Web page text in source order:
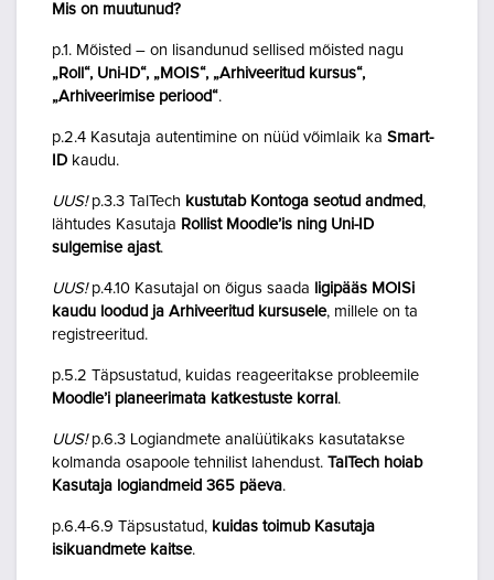
Mis on muutunud?
p.1. Mõisted – on lisandunud sellised mõisted nagu
„Roll“, Uni-ID“, „MOIS“, „Arhiveeritud kursus“,
„Arhiveerimise periood“.
p.2.4 Kasutaja autentimine on nüüd võimlaik ka Smart-
ID kaudu.
UUS!p.3.3 TalTech kustutab Kontoga seotud andmed,
lähtudes Kasutaja Rollist Moodle’is ning Uni-ID
sulgemise ajast.
UUS!p.4.10 Kasutajal on õigus saada ligipääs MOISi
kaudu loodud ja Arhiveeritud kursusele, millele on ta
registreeritud.
p.5.2 Täpsustatud, kuidas reageeritakse probleemile
Moodle’i planeerimata katkestuste korral .
UUS!p.6.3 Logiandmete analüütikaks kasutatakse
kolmanda osapoole tehnilist lahendust. TalTech hoiab
Kasutaja logiandmeid 365 päeva.
p.6.4-6.9 Täpsustatud, kuidas toimub Kasutaja
isikuandmete kaitse.